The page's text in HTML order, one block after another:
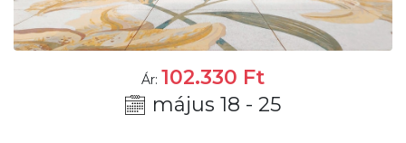
Ár: 102.330 Ft
május 18 - 25